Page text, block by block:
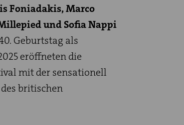
Foniadakis, Marco
und Sofia Nappi
Geburtstag als
eröffneten die
mit der sensationell
des britischen